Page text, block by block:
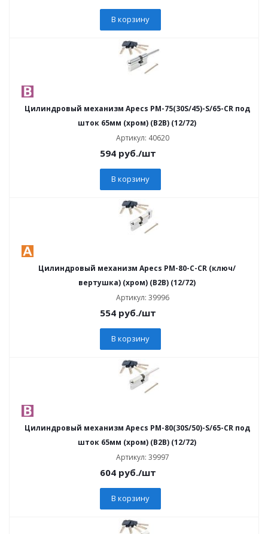
В корзину
Цилиндровый механизм Apecs PM-75(30S/45)-S/65-CR под
шток 65мм (хром) (B2B) (12/72)
Артикул: 40620
594 руб./шт
В корзину
Цилиндровый механизм Apecs PM-80-C-CR (ключ/
вертушка) (хром) (B2B) (12/72)
Артикул: 39996
554 руб./шт
В корзину
Цилиндровый механизм Apecs PM-80(30S/50)-S/65-CR под
шток 65мм (хром) (B2B) (12/72)
Артикул: 39997
604 руб./шт
В корзину